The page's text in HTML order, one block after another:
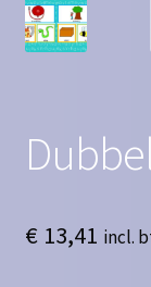
Winkelmand
€13,41 incl.